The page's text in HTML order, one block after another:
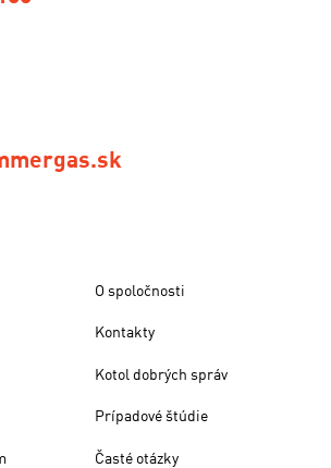
O spoločnosti
Kontakty
Kotol dobrých správ
Prípadové štúdie
Časté otázky